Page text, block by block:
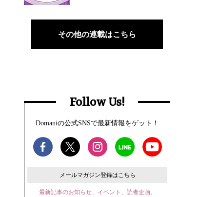
その他の連載はこちら
Follow Us!
Domaniの公式SNSで最新情報をゲット！
メールマガジン登録はこちら
最新記事のお知らせ、イベント、読者企画、